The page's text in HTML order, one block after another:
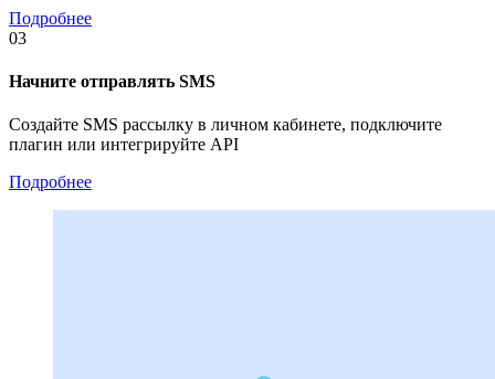
Подробнее
03
Начните отправлять SMS
Создайте SMS рассылку в личном кабинете, подключите
плагин или интегрируйте API
Подробнее